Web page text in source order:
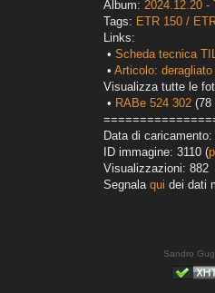
Album: 2024.12.20 -
Tags: ETR 150 /
Links:
• Scheda tecnica
• Articolo:
Visualizza tutte le
• RABe 524 302 (78
Data di
ID immagine: 3110 (
Visualizzazioni: 882
Segnala qui dei dati
Sandro